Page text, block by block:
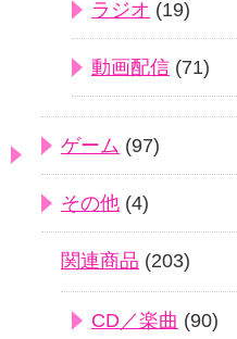
ラジオ (19)
動画配信 (71)
ゲーム (97)
その他 (4)
関連商品 (203)
CD／楽曲 (90)